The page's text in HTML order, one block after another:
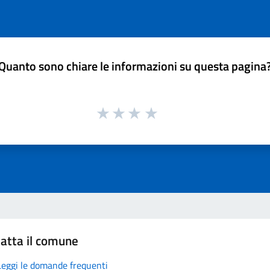
sono chiare le informazioni su questa
il comune
le domande frequenti